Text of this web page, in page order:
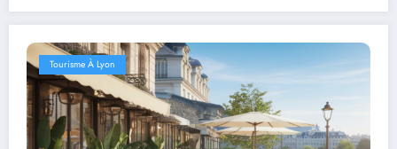
Tourisme À Lyon